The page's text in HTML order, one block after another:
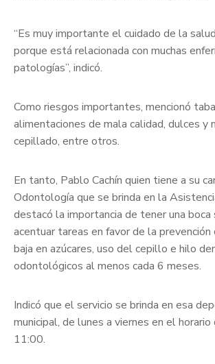
“Es muy importante el cuidado de la
porque está relacionada con muchas
patologías”, indicó.
Como riesgos importantes, mencionó
alimentaciones de mala calidad, dulces y
cepillado, entre otros.
En tanto, Pablo Cachín quien tiene a su
Odontología que se brinda en la
destacó la importancia de tener una
acentuar tareas en favor de la prevención
baja en azúcares, uso del cepillo e hilo
odontológicos al menos cada 6 meses.
Indicó que el servicio se brinda en esa
municipal, de lunes a viernes en el
11:00.